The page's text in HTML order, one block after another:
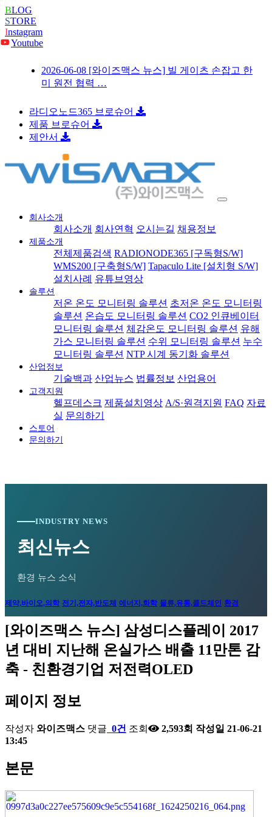
BLOG
STORE
Instagram
Youtube
2026-06-08 [와이즈맥스 뉴스] 빌 게이츠 손잡고 한
미 원전 협력 …
라디오노드365 브로슈어
제품 브로슈어
제안서
회사소개
회사소개 회사연혁 오시는길 채용정보
제품소개
전체제품검색 RADIONODE365 [구독형S/W]
WMS200 [구축형S/W] Tapaculo Lite [설치형 S/W]
설치사례 유튜브영상
솔루션
저온 온도 모니터링 솔루션 초저온 온도 모니터링
솔루션 온습도 모니터링 솔루션 CO2 인큐베이터
모니터링 솔루션 체감온도 모니터링 솔루션 유해
가스 모니터링 솔루션 수위 모니터링 솔루션 누수
모니터링 솔루션 NTP 시계 동기화 솔루션
산업정보
기술백과 산업뉴스 법률정보 산업용어
고객지원
헬프데스크 제품설치영상 A/S·원격지원 FAQ 자료
실 문의하기
스토어
문의하기
INDUSTRY NEWS
최신뉴스
환경 뉴스 소식
제약,바이오,의학 전기,전자,반도체 에너지,화학 물류,유통,콜드체인 환경
[와이즈맥스 뉴스] 삼성디스플레이 2017
년 대비 지난해 온실가스 배출 11만톤 감
축 - 친환경기업 저전력OLED
페이지 정보
작성자 와이즈맥스 댓글 0건 조회 2,593회 작성일 21-06-21
13:45
본문